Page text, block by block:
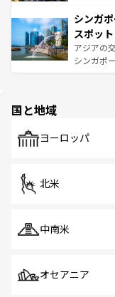
参照して
激する。
が待って
た文化、
け
み、どこ
ており、
うな絶景
そ
シンガ
スポット
アジアの
シンガポ
で、ホー
国と地域
ヨーロッパ
北米
中南米
オセアニア